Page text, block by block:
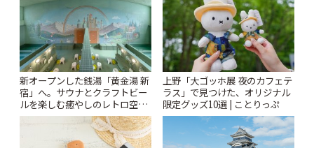
新オープンした銭湯「黄金湯 新
宿」へ。サウナとクラフトビー
ルを楽しむ癒やしのレトロ空間
| ことりっぷ
上野「大ゴッホ展 夜のカフェテ
ラス」で見つけた、オリジナル
限定グッズ10選 | ことりっぷ